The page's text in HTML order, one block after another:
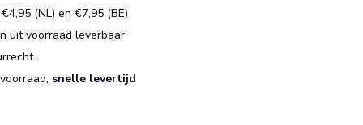
(NL) en €7,95 (BE)
uit voorraad leverbaar
snelle levertijd